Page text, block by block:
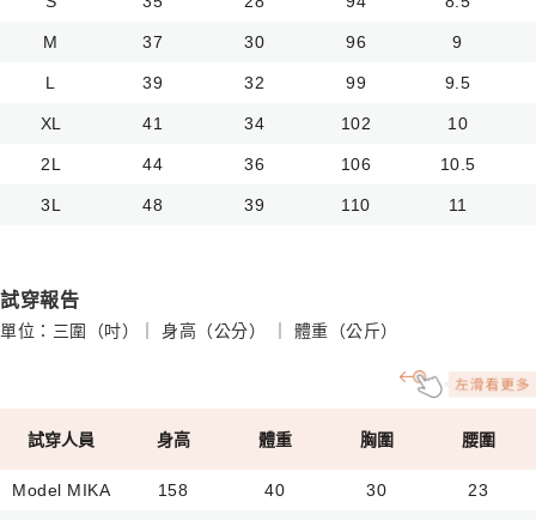
M 37 30 96 9
L 39 32 99 9.5
XL 41 34 102 10
2L 44 36 106 10.5
3L 48 39 110 11
試穿報告
單位：三圍（吋）｜ 身高（公分） ｜ 體重（公斤）
試穿人員 身高 體重 胸圍 腰圍
Model MIKA 158 40 30 23